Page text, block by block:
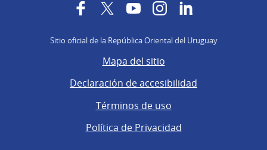
FacebookTwitterYouTubeInstagram
Sitio oficial de la República Oriental del Uruguay
Mapa del sitio
Declaración de accesibilidad
Términos de uso
Política de Privacidad